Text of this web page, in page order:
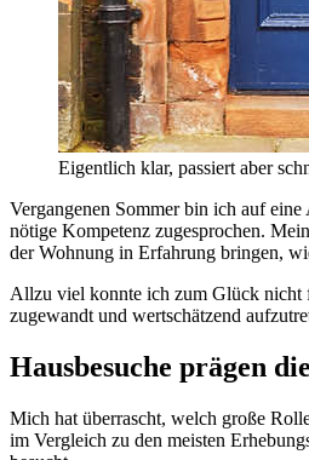
Eigentlich klar, passiert aber
Vergangenen Sommer bin ich auf
nötige Kompetenz zugesprochen.
der Wohnung in Erfahrung bringen,
Allzu viel konnte ich zum Glück nicht
zugewandt und wertschätzend
Hausbesuche prägen
Mich hat überrascht, welch große
im Vergleich zu den meisten